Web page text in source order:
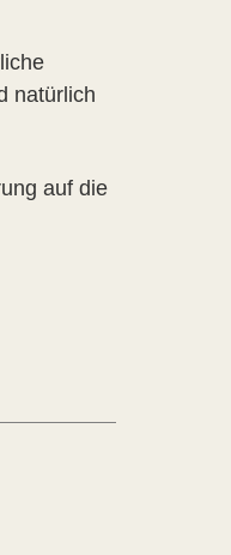
natürlich
auf die